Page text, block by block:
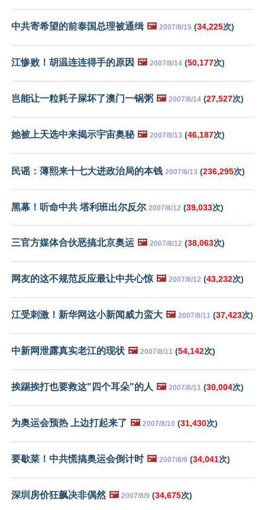
中共寄希望的前泰国总理被通缉 🖼️ 2007/8/15 (34,225次)
江惨败！胡温连连得手的原因 🖼️ 2007/8/14 (50,177次)
岂能让一粒耗子屎坏了澳门一锅粥 🖼️ 2007/8/14 (27,527次)
她被上天选中来揭示宇宙奥秘 🖼️ 2007/8/13 (46,187次)
民谣：薄熙来十七大进政治局的本钱 2007/8/13 (236,295次)
黑幕！听命中共 塔利班出尔反尔 2007/8/12 (39,033次)
三官方媒体合伙恶搞北京奥运 🖼️ 2007/8/12 (38,063次)
网友的这不规范反应最让中共心惊 🖼️ 2007/8/12 (43,232次)
江受刺激！新华网这小新闻威力蛮大 🖼️ 2007/8/11 (37,423次)
中新网泄露真实老江的现状 🖼️ 2007/8/11 (54,142次)
挨踢挨打也要救这"四个耳朵"的人 🖼️ 2007/8/11 (30,004次)
为奥运会预热 上边打起来了 🖼️ 2007/8/10 (31,430次)
要歇菜！中共慌搞奥运会倒计时 🖼️ 2007/8/9 (34,041次)
深圳房价狂飙决非偶然 🖼️ 2007/8/9 (34,675次)